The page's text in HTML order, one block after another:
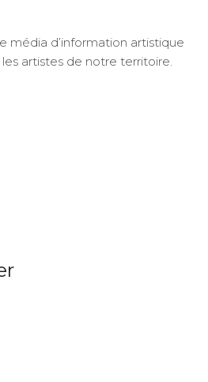
média d’information artistique
artistes de notre territoire.